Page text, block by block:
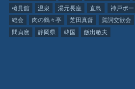
槍見舘
温泉 湯元長座 直島 神戸ポ
総会
肉の鶴々亭 芝田真督 賀詞交歓会
間貞麿
静岡県 韓国 飯出敏夫